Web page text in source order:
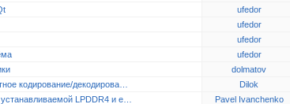
ufedor
ufedor
ufedor
ufedor
dolmatov
кодирование/декодирова…
Dilok
LPDDR4 и e…
Pavel Ivanchenko